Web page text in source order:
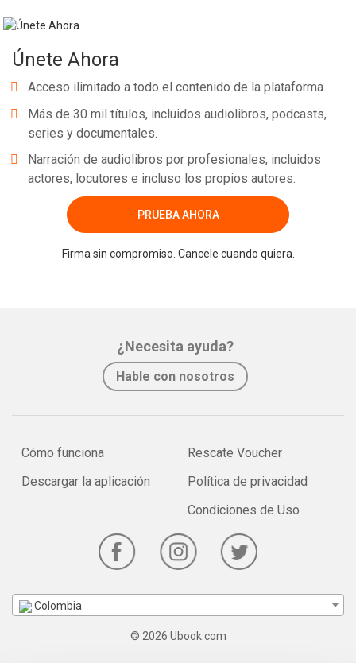
Únete Ahora
Acceso ilimitado a todo el contenido de la plataforma.
Más de 30 mil títulos, incluidos audiolibros, podcasts,
series y documentales.
Narración de audiolibros por profesionales, incluidos
actores, locutores e incluso los propios autores.
PRUEBA AHORA
Firma sin compromiso. Cancele cuando quiera.
¿Necesita ayuda?
Hable con nosotros
Cómo funciona
Descargar la aplicación
Rescate Voucher
Política de privacidad
Condiciones de Uso
Colombia
© 2026 Ubook.com